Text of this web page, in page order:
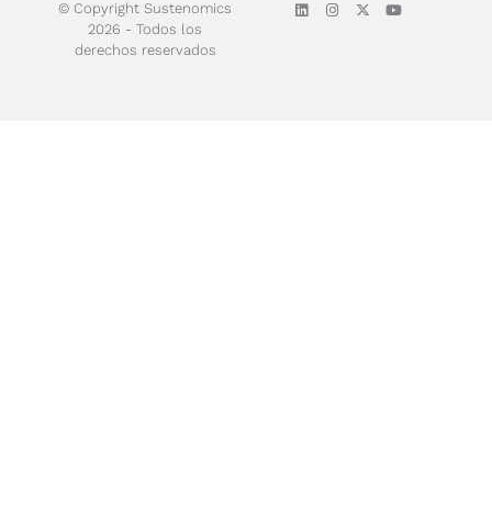
© Copyright Sustenomics
2026 - Todos los
derechos reservados